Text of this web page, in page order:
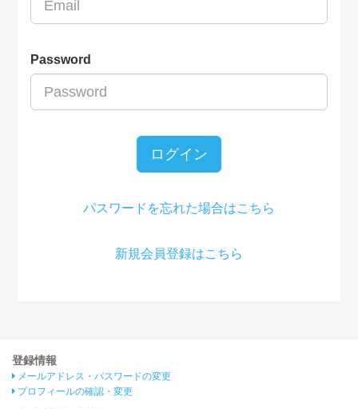
Password
ログイン
パスワードを忘れた場合はこちら
新規会員登録はこちら
登録情報
メールアドレス・パスワードの変更
プロフィールの確認・変更